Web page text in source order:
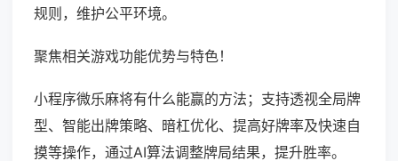
规则，维护公平环境。
聚焦相关游戏功能优势与特色！
小程序微乐麻将有什么能赢的方法；支持透视全局牌
型、智能出牌策略、暗杠优化、提高好牌率及快速自
摸等操作，通过AI算法调整牌局结果，提升胜率。